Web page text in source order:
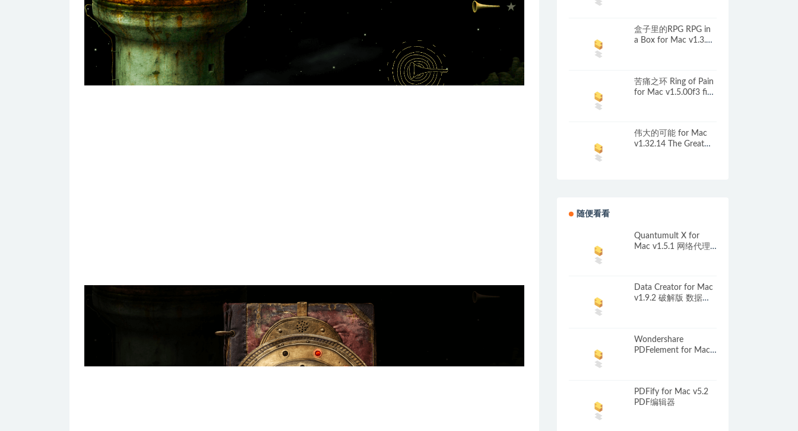
盒子里的RPG RPG in
a Box for Mac v1.3.3
苦痛之环 Ring of Pain
for Mac v1.5.00f3 fix
伟大的可能 for Mac
v1.32.14 The Great
随便看看
Quantumult X for
Mac v1.5.1 网络代理
Data Creator for Mac
v1.9.2 破解版 数据生
Wondershare
PDFelement for Mac
PDFify for Mac v5.2
PDF编辑器